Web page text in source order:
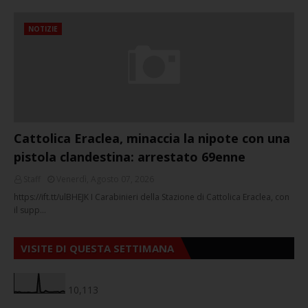
NOTIZIE
Cattolica Eraclea, minaccia la nipote con una
pistola clandestina: arrestato 69enne
https://ift.tt/ulBHEJK I Carabinieri della Stazione di Cattolica Eraclea, con
il supp…
VISITE DI QUESTA SETTIMANA
10,113